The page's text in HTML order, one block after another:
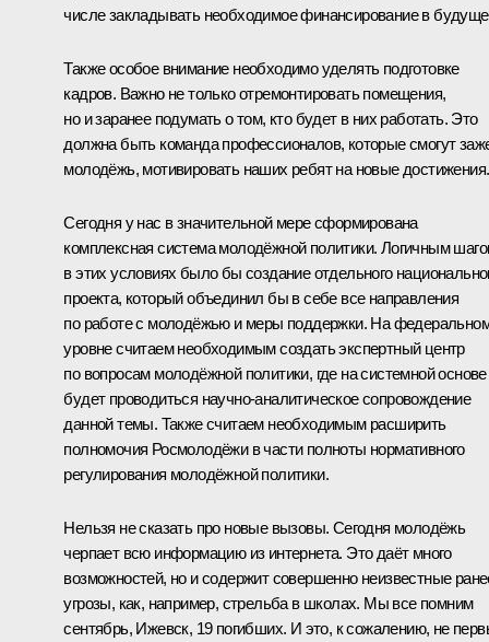
числе закладывать необходимое финансирование в
Также особое внимание необходимо уделять подготовке
кадров. Важно не только отремонтировать помещения,
но и заранее подумать о том, кто будет в них работать. Это
должна быть команда профессионалов, которые смогут
молодёжь, мотивировать наших ребят на новые достижения.
Сегодня у нас в значительной мере сформирована
комплексная система молодёжной политики. Логичным
в этих условиях было бы создание отдельного
проекта, который объединил бы в себе все направления
по работе с молодёжью и меры поддержки. На
уровне считаем необходимым создать экспертный центр
по вопросам молодёжной политики, где на системной основе
будет проводиться научно-аналитическое сопровождение
данной темы. Также считаем необходимым расширить
полномочия Росмолодёжи в части полноты нормативного
регулирования молодёжной политики.
Нельзя не сказать про новые вызовы. Сегодня молодёжь
черпает всю информацию из интернета. Это даёт много
возможностей, но и содержит совершенно неизвестные
угрозы, как, например, стрельба в школах. Мы все помним
сентябрь, Ижевск, 19 погибших. И это, к сожалению, не